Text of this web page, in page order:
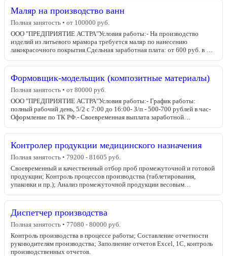
Маляр на производство ванн
Полная занятость • от 100000 руб.
ООО "ПРЕДПРИЯТИЕ АСТРА"Условия работы:- На производство
изделий из литьевого мрамора требуется маляр по нанесению
лакокрасочного покрытия.Сдельная заработная плата: от 600 руб. в …
Формовщик-модельщик (композитные материалы)
Полная занятость • от 80000 руб.
ООО "ПРЕДПРИЯТИЕ АСТРА"Условия работы:- График работы:
полный рабочий день, 5/2 c 7:00 до 16:00- З/п - 500-700 рублей в час-
Оформление по ТК РФ.- Своевременная выплата заработной…
Контролер продукции медицинского назначения
Полная занятость • 79200 - 81605 руб.
Своевременный и качественный отбор проб промежуточной и готовой
продукции; Контроль процессов производства (таблетирования,
упаковки и пр.); Анализ промежуточной продукции весовым…
Диспетчер производства
Полная занятость • 77080 - 80000 руб.
Контроль производства в процессе работы; Составление отчетности
руководителям производства; Заполнение отчетов Exсel, 1С, контроль
производственных отчетов.